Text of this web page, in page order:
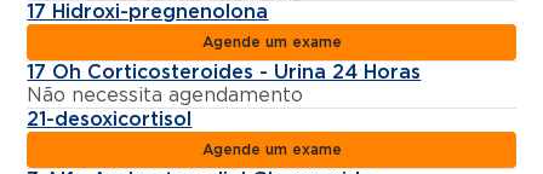
17 Hidroxi-pregnenolona
Agende um exame
17 Oh Corticosteroides - Urina 24 Horas
Não necessita agendamento
21-desoxicortisol
Agende um exame